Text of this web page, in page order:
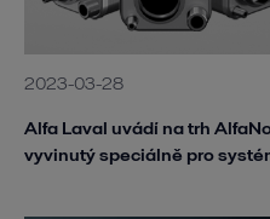
2023-03-28
Alfa Laval uvádí na trh
vyvinutý speciálně pro